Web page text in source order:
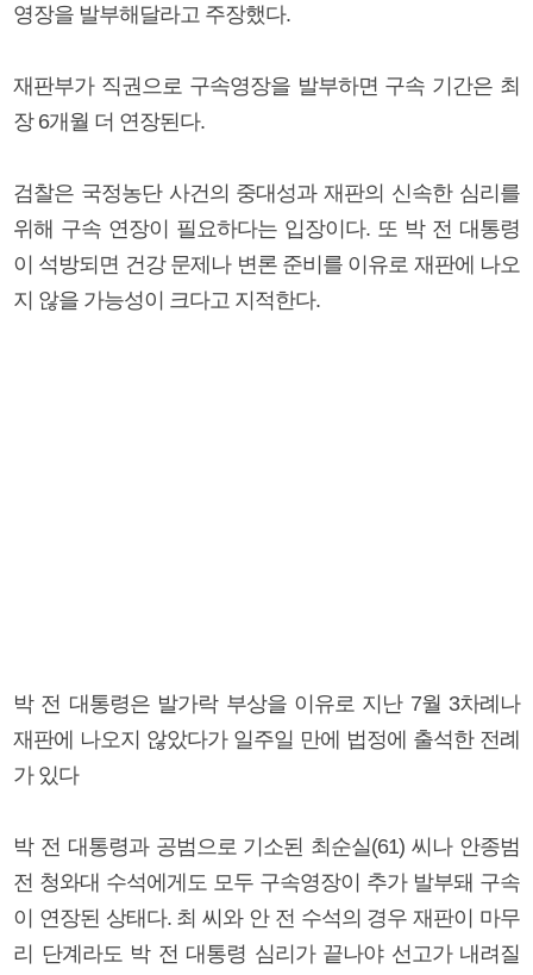
영장을 발부해달라고 주장했다.
재판부가 직권으로 구속영장을 발부하면 구속 기간은 최
장 6개월 더 연장된다.
검찰은 국정농단 사건의 중대성과 재판의 신속한 심리를
위해 구속 연장이 필요하다는 입장이다. 또 박 전 대통령
이 석방되면 건강 문제나 변론 준비를 이유로 재판에 나오
지 않을 가능성이 크다고 지적한다.
박 전 대통령은 발가락 부상을 이유로 지난 7월 3차례나
재판에 나오지 않았다가 일주일 만에 법정에 출석한 전례
가 있다
박 전 대통령과 공범으로 기소된 최순실(61) 씨나 안종범
전 청와대 수석에게도 모두 구속영장이 추가 발부돼 구속
이 연장된 상태다. 최 씨와 안 전 수석의 경우 재판이 마무
리 단계라도 박 전 대통령 심리가 끝나야 선고가 내려질